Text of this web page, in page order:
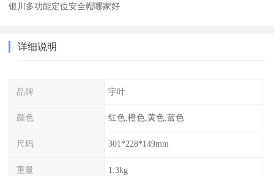
银川多功能定位安全帽哪家好
详细说明
品牌 宇叶
颜色 红色,橙色,黄色,蓝色
尺码 301*228*149mm
重量 1.3kg